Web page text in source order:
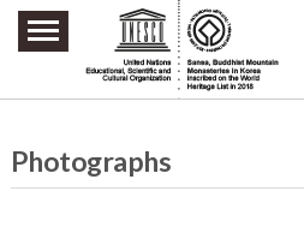
주요메뉴 바로가기
본문 바로가기
하단메뉴 바로가기
Photographs